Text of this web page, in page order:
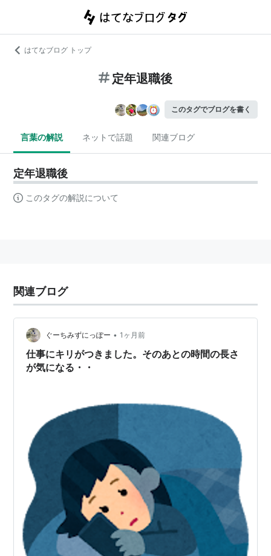
はてなブログ トップ
定年退職後
このタグでブログを書く
言葉の解説 ネットで話題 関連ブログ
定年退職後
このタグの解説について
関連ブログ
ぐーちみずにっぽー • 1ヶ月前
仕事にキリがつきました。そのあとの時間の長さ
が気になる・・